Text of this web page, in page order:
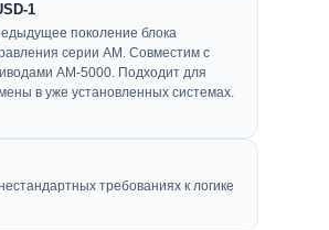
1
поколение блока
серии AM. Совместим с
AM-5000. Подходит для
в уже установленных системах.
требованиях к логике